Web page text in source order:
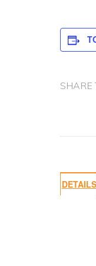
SHARE
DETAILS